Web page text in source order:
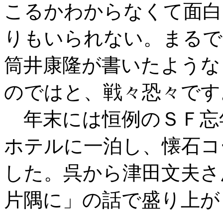
こるかわからなくて面
りもいられない。まる
筒井康隆が書いたよう
のではと、戦々恐々で
年末には恒例のＳＦ
ホテルに一泊し、懐石
した。呉から津田文夫
片隅に」の話で盛り上